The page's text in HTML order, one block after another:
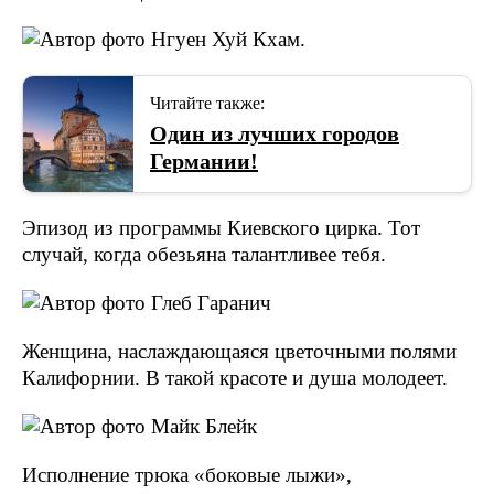
Читайте также:
Один из лучших городов
Германии!
Эпизод из программы Киевского цирка. Тот
случай, когда обезьяна талантливее тебя.
Женщина, наслаждающаяся цветочными полями
Калифорнии. В такой красоте и душа молодеет.
Исполнение трюка «боковые лыжи»,